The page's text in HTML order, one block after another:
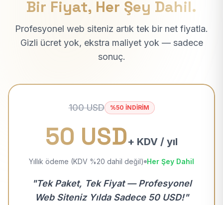
Bir Fiyat, Her Şey Dahil.
Profesyonel web siteniz artık tek bir net fiyatla.
Gizli ücret yok, ekstra maliyet yok — sadece
sonuç.
100 USD %50 İNDİRİM
50 USD+ KDV / yıl
Yıllık ödeme (KDV %20 dahil değil) Her Şey Dahil
"Tek Paket, Tek Fiyat — Profesyonel
Web Siteniz Yılda Sadece 50 USD!"